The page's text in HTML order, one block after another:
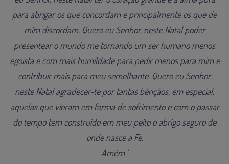
para abrigar os que concordam e principalmente os que de
mim discordam. Quero eu Senhor, neste Natal poder
presentear o mundo me tornando um ser humano menos
egoísta e com mais humildade para pedir menos para mim e
contribuir mais para meu semelhante. Quero eu Senhor,
neste Natal agradecer-te por tantas bênçãos, em especial,
aquelas que vieram em forma de sofrimento e com o passar
do tempo tem construído em meu peito o abrigo seguro de
onde nasce a Fé.
Amém”